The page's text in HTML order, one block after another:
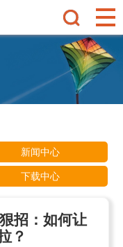
新闻中心
下载中心
招：如何让
？